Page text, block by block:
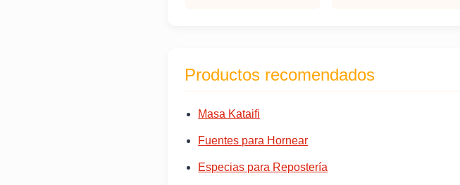
Productos recomendados
Masa Kataifi
Fuentes para Hornear
Especias para Repostería